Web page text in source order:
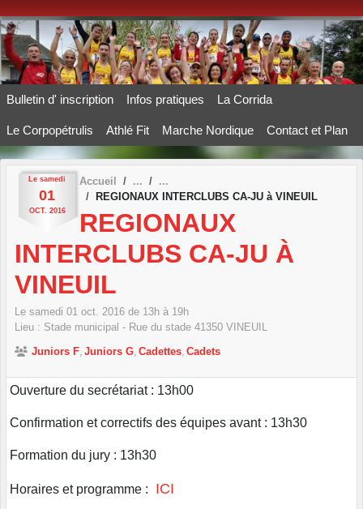
Bulletin d' inscription Infos pratiques La Corrida
Le Corpopétrulis Athlé Fit Marche Nordique Contact et Plan
Le samedi
01
OCT. 2016
Accueil
REGIONAUX INTERCLUBS CA-JU à VINEUIL
REGIONAUX
INTERCLUBS CA-JU À
VINEUIL
Le samedi 01 oct. 2016 de 13h à 19h
Lieu : Stade municipal - Rue du stade 41350 VINEUIL
Juniors F Juniors G Cadettes Cadets
Ouverture du secrétariat : 13h00
Confirmation et correctifs des équipes avant : 13h30
Formation du jury : 13h30
Horaires et programme : ICI